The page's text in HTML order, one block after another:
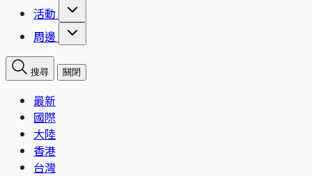
活動
周邊
搜尋 關閉
最新
國際
大陸
香港
台灣